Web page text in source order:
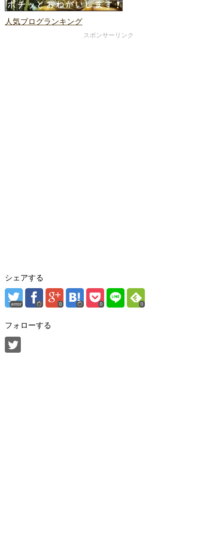
人気ブログランキング
スポンサーリンク
シェアする
error 0 0 0
フォローする